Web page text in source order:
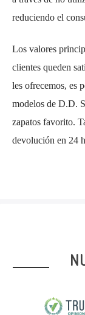
reduciendo el
Los valores
clientes queden
les ofrecemos, es
modelos de D.D.
zapatos favorito.
devolución en 24